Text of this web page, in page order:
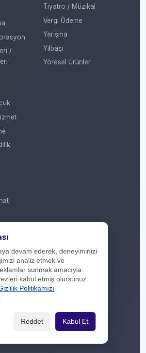
/
Free
Tiyatro / Müzikal
Vergi Ödeme
Yarışma
Yılbaşı
Yöresel Ürünler
devam ederek, deneyiminizi
analiz etmek ve
sunmak amacıyla
kabul etmiş olursunuz.
Politikamızı
Reddet Kabul Et